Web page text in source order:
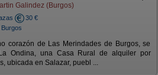
Galindez (Burgos)
30 €
corazón de Las Merindades de Burgos, se
Ondina, una Casa Rural de alquiler por
ubicada en Salazar, puebl ...